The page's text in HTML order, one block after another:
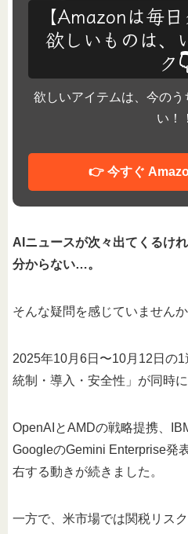
【Amazonは毎
欲しいものは、
ク
欲しいアイテムは、今の
い！！
👉 今すぐ
AIニュースが次々出てくるけ
分からない…。
そんな疑問を感じていませんか
2025年10月6日〜10月12日の1
統制・導入・安全性」が同時
OpenAIとAMDの戦略提携、
GoogleのGemini Enterprise発
右する動きが続きました。
一方で、米市場では関税リス